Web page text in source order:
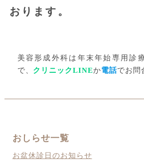
おります。
美容形成外科は年末年始専用診
で、 クリニックLINEか電話でお問
おしらせ一覧
お盆休診日のお知らせ